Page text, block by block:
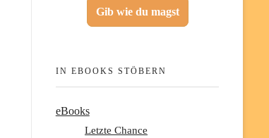
Gib wie du magst
IN EBOOKS STÖBERN
eBooks
Letzte Chance